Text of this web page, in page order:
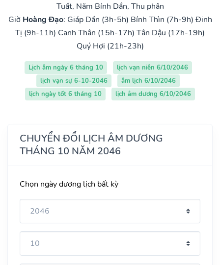
Tuất, Năm Bính Dần, Thu phân
Giờ Hoàng Đạo: Giáp Dần (3h-5h) Bính Thìn (7h-9h) Đinh
Tị (9h-11h) Canh Thân (15h-17h) Tân Dậu (17h-19h)
Quý Hợi (21h-23h)
Lịch âm ngày 6 tháng 10
lịch vạn niên 6/10/2046
lịch vạn sự 6-10-2046
âm lịch 6/10/2046
lịch ngày tốt 6 tháng 10
lịch âm dương 6/10/2046
CHUYỂN ĐỔI LỊCH ÂM DƯƠNG
THÁNG 10 NĂM 2046
Chọn ngày dương lịch bất kỳ